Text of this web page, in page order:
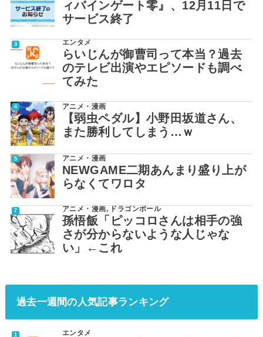
ィバインゲート零』、12月11日で
サービス終了
エンタメ
らいじんが御曹司って本当？過去
のテレビ出演やエピソードも調べ
てみた
アニメ・漫画
【弱虫ペダル】小野田坂道さん、
また勝利してしまう…ｗ
アニメ・漫画
NEWGAME二期あんまり盛り上が
らなくてワロタ
アニメ・漫画, ドラゴンボール
孫悟飯「ピッコロさんは相手の強
さが分からないような人じゃな
い」←これ
過去一週間の人気記事ランキング
エンタメ